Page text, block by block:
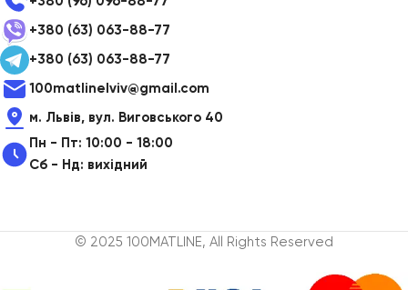
+380 (63) 063-88-77
+380 (63) 063-88-77
100matlinelviv@gmail.com
м. Львів, вул. Виговського 40
Пн - Пт: 10:00 - 18:00
Сб - Нд: вихідний
© 2025 100MATLINE, All Rights Reserved